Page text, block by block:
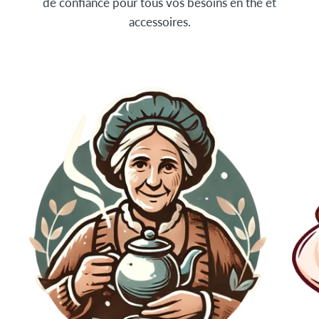
, elle assure une prise en main confortable et vous
Ne manquez pas l'opportunité de vivre une expérience de thé
unique avec la Tasse Infuseur Céramique Noir.
N'oubliez pas de partager vos moments de thé avec les
personnes que vous aimez.
accessoires.